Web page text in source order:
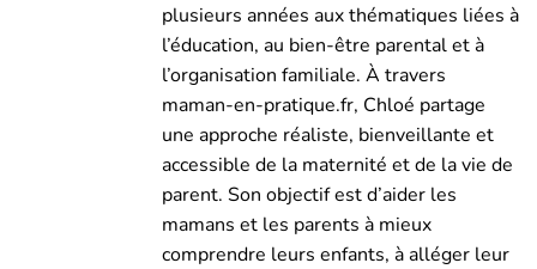
plusieurs années aux thématiques liées à
l’éducation, au bien-être parental et à
l’organisation familiale. À travers
maman-en-pratique.fr, Chloé partage
une approche réaliste, bienveillante et
accessible de la maternité et de la vie de
parent. Son objectif est d’aider les
mamans et les parents à mieux
comprendre leurs enfants, à alléger leur